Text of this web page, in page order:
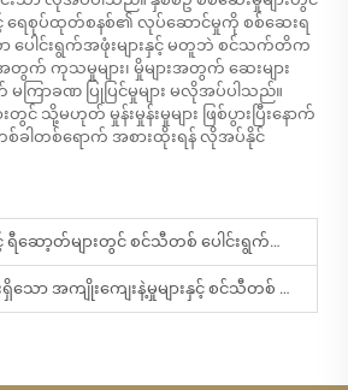
နှင့် ရေစုပ်ထုတ်စနစ်၏ လုပ်ဆောင်မှုကို စစ်ဆေးရ
ပေါင်းရွက်အဖုံးများနှင့် မတူဘဲ စင်သက်တိက
အတွက် ကုသမှုများ၊ မှိုများအတွက် ဆေးများ
ကြာခဏ ပြုပြင်မှုများ မလိုအပ်ပါသည်။
တွင် သို့မဟုတ် မှုန်းမှုန်းမှုများ ဖြစ်ပွားပြီးနောက်
စ်ခါတစ်ရောက် အစားထိုးရန် လိုအပ်နိုင်
သီတစ် ပေါင်းရွက်ခေါင်မှုပ်ခေါင်းအသုံးပြုရာတွင် အကောင်းဆုံး လက်တွေ့ကျသော နည်းလမ်းများ
နဲ့မှုများနှင့် စင်သီတစ် ပေါင်းလွှာခြောက်သည့် အမျှင်များ၏ ဈေးကွက်လေ့ကျင့်ခန်းများ